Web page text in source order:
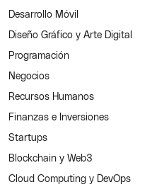
Desarrollo Móvil
Diseño Gráfico y Arte Digital
Programación
Negocios
Recursos Humanos
Finanzas e Inversiones
Startups
Blockchain y Web3
Cloud Computing y DevOps